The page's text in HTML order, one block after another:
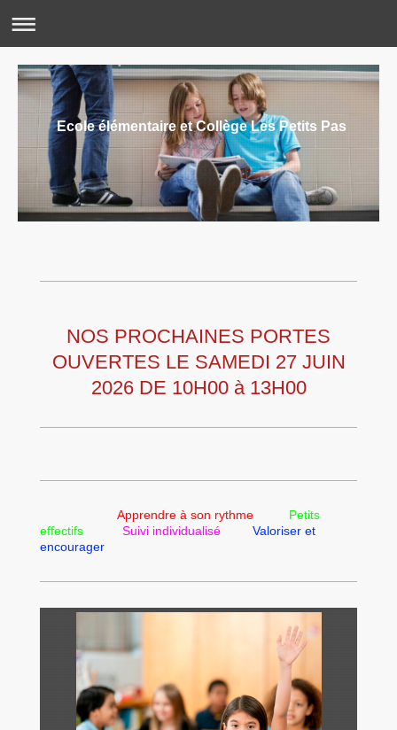
Ecole élémentaire et Collège Les Petits Pas
NOS PROCHAINES PORTES
OUVERTES LE SAMEDI 27 JUIN
2026 DE 10H00 à 13H00
Apprendre à son rythme
Petits
effectifs
Suivi individualisé
Valoriser et
encourager